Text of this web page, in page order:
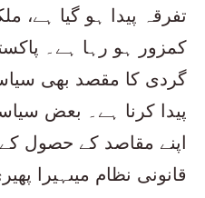
تفرقہ پیدا ہو گیا ہے،
کمزور ہو رہا ہے۔
گردی کا مقصد بھی
پیدا کرنا ہے۔ بعض
اپنے مقاصد کے حصول
قانونی نظام میںہیرا